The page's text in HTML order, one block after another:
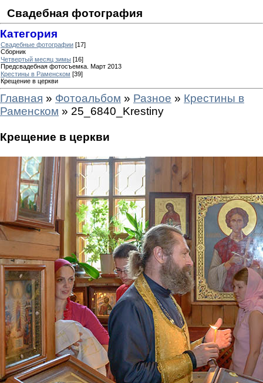
Свадебная фотография
Категория
Свадебные фотографии [17]
Сборник
Четвертый месяц зимы [16]
Предсвадебная фотосъемка. Март 2013
Крестины в Раменском [39]
Крещение в церкви
Главная » Фотоальбом » Разное » Крестины в
Раменском » 25_6840_Krestiny
Крещение в церкви